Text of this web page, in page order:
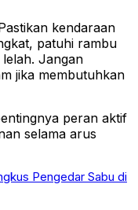
kendaraan
patuhi rambu
Jangan
jika membutuhkan
peran aktif
selama arus
Pengedar Sabu di